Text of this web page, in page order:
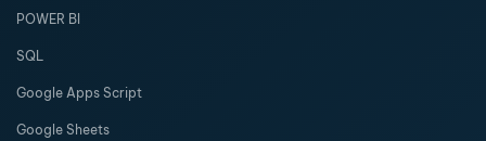
POWER BI
SQL
Google Apps Script
Google Sheets